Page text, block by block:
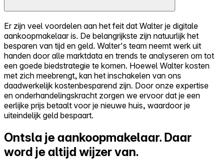
Er zijn veel voordelen aan het feit dat Walter je digitale
aankoopmakelaar is. De belangrijkste zijn natuurlijk het
besparen van tijd en geld. Walter's team neemt werk uit
handen door alle marktdata en trends te analyseren om tot
een goede biedstrategie te komen. Hoewel Walter kosten
met zich meebrengt, kan het inschakelen van ons
daadwerkelijk kostenbesparend zijn. Door onze expertise
en onderhandelingskracht zorgen we ervoor dat je een
eerlijke prijs betaalt voor je nieuwe huis, waardoor je
uiteindelijk geld bespaart.
Ontsla je aankoopmakelaar. Daar
word je altijd wijzer van.